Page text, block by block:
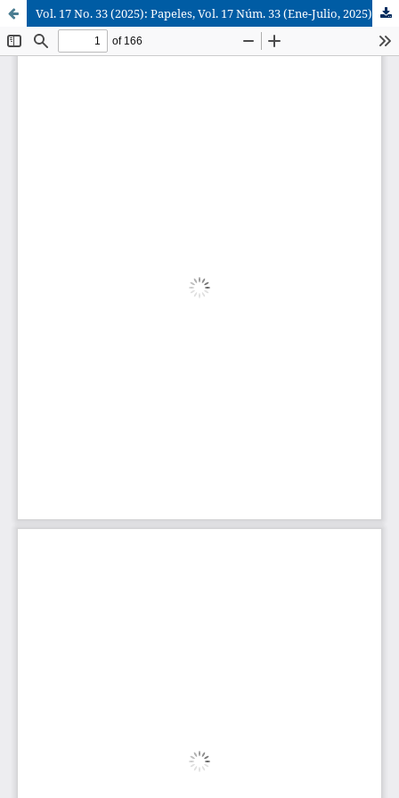
Vol. 17 No. 33 (2025): Papeles, Vol. 17 Núm. 33 (Ene-Julio, 2025)